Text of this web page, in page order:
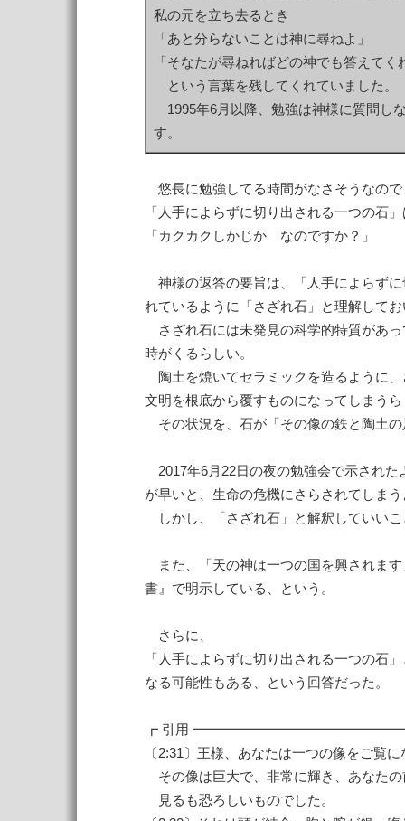
私の元を立ち去るとき
「あと分らないことは神に尋ねよ」
「そなたが尋ねればどの神でも答えてく
という言葉を残してくれていました。
1995年6月以降、勉強は神様に質問し
す。
悠長に勉強してる時間がなさそうなの
「人手によらずに切り出される一つの石」
「カクカクしかじか なのですか？」
神様の返答の要旨は、「人手によらず
れているように「さざれ石」と理解して
さざれ石には未発見の科学的特質があ
時がくるらしい。
陶土を焼いてセラミックを造るように
文明を根底から覆すものになってしまう
その状況を、石が「その像の鉄と陶土
2017年6月22日の夜の勉強会で示された
が早いと、生命の危機にさらされてしま
しかし、「さざれ石」と解釈していい
また、「天の神は一つの国を興されま
書』で明示している、という。
さらに、
「人手によらずに切り出される一つの石
なる可能性もある、という回答だった。
┏ 引用
〔2:31〕王様、あなたは一つの像をご覧
その像は巨大で、非常に輝き、あなたの
見るも恐ろしいものでした。